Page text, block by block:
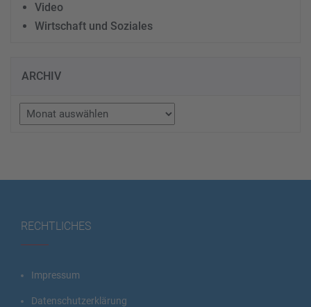
Video
Wirtschaft und Soziales
ARCHIV
Archiv
RECHTLICHES
Impressum
Datenschutzerklärung